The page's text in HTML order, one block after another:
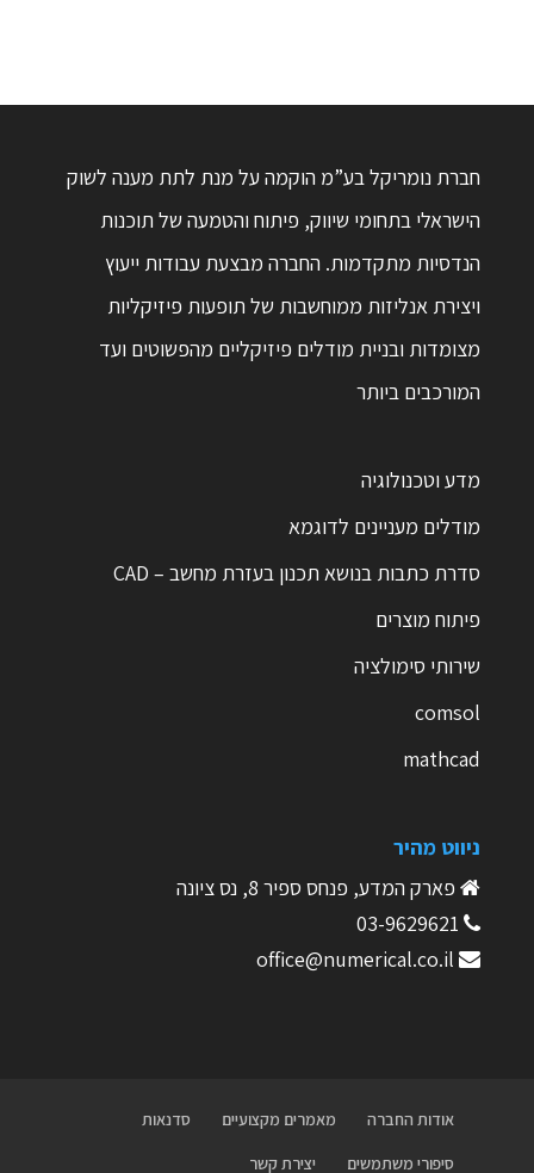
חברת נומריקל בע”מ הוקמה על מנת לתת מענה לשוק
הישראלי בתחומי שיווק, פיתוח והטמעה של תוכנות
הנדסיות מתקדמות. החברה מבצעת עבודות ייעוץ
ויצירת אנליזות ממוחשבות של תופעות פיזיקליות
מצומדות ובניית מודלים פיזיקליים מהפשוטים ועד
המורכבים ביותר
מדע וטכנולוגיה
מודלים מעניינים לדוגמא
סדרת כתבות בנושא תכנון בעזרת מחשב – CAD
פיתוח מוצרים
שירותי סימולציה
comsol
mathcad
ניווט מהיר
פארק המדע, פנחס ספיר 8, נס ציונה
03-9629621
office@numerical.co.il
אודות החברה מאמרים מקצועיים סדנאות
סיפורי משתמשים יצירת קשר